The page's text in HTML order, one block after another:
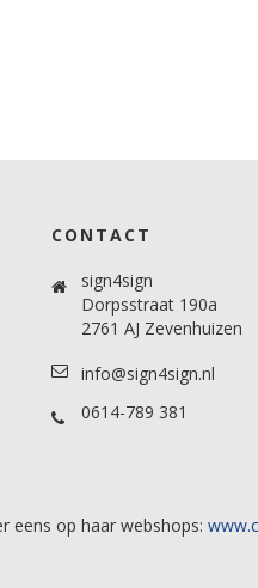
CONTACT
sign4sign
Dorpsstraat 190a
2761 AJ Zevenhuizen
info@sign4sign.nl
0614-789 381
eens op haar webshops: